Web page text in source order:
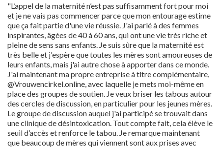
"L’appel de la maternité n’est pas suffisamment fort pour moi
et je ne vais pas commencer parce que mon entourage estime
que ça fait partie d'une vie réussie. J'ai parlé à des femmes
inspirantes, âgées de 40 à 60 ans, qui ont une vie très riche et
pleine de sens sans enfants. Je suis sûre que la maternité est
très belle et j'espère que toutes les mères sont amoureuses de
leurs enfants, mais j'ai autre chose à apporter dans ce monde.
J'ai maintenant ma propre entreprise à titre complémentaire,
@Vrouwencirkel.online, avec laquelle je mets moi-même en
place des groupes de soutien. Je veux briser les tabous autour
des cercles de discussion, en particulier pour les jeunes mères.
Le groupe de discussion auquel j'ai participé se trouvait dans
une clinique de désintoxication. Tout compte fait, cela élève le
seuil d’accès et renforce le tabou. Je remarque maintenant
que beaucoup de mères qui viennent sont aux prises avec